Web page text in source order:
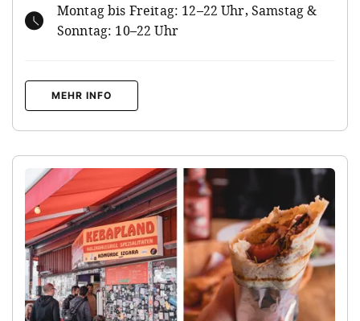
Montag bis Freitag: 12–22 Uhr, Samstag &
Sonntag: 10–22 Uhr
MEHR INFO